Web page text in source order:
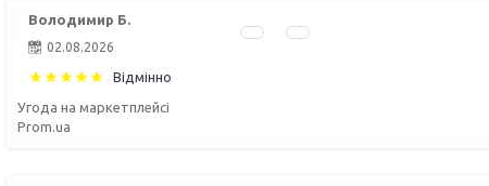
Володимир Б.
02.08.2026
Відмінно
Угода на маркетплейсі
Prom.ua